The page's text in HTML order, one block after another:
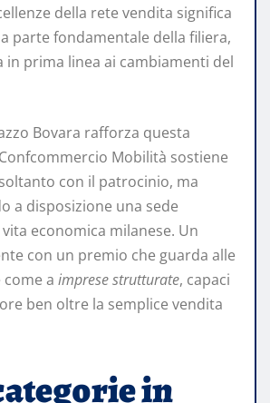
della rete vendita significa
parte fondamentale della filiera,
in prima linea ai cambiamenti del
Bovara rafforza questa
Mobilità sostiene
con il patrocinio, ma
a disposizione una sede
economica milanese. Un
con un premio che guarda alle
a imprese strutturate, capaci
ben oltre la semplice vendita
in